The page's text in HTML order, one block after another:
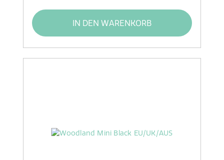
IN DEN WARENKORB